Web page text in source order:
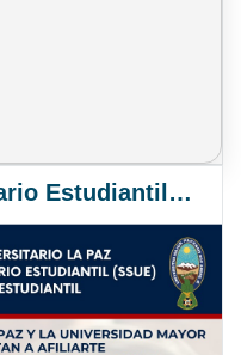
Seguro Social Universitario Estudiantil SSUE